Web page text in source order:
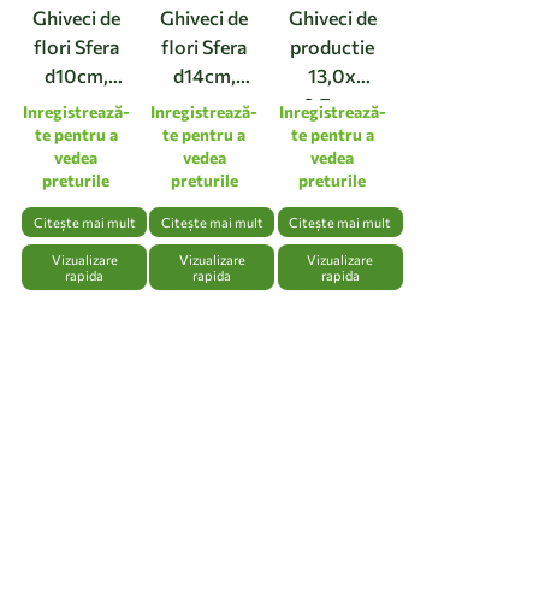
Ghiveci de
flori Sfera
d10cm,
maro
transparent
Inregistrează-
te pentru a
vedea
preturile
Citește mai mult
Vizualizare
rapida
Ghiveci de
flori Sfera
d14cm,
maro
transparent
Inregistrează-
te pentru a
vedea
preturile
Citește mai mult
Vizualizare
rapida
Ghiveci de
productie
13,0x
9,7cm,
violet
transparent
Inregistrează-
te pentru a
vedea
preturile
Citește mai mult
Vizualizare
rapida